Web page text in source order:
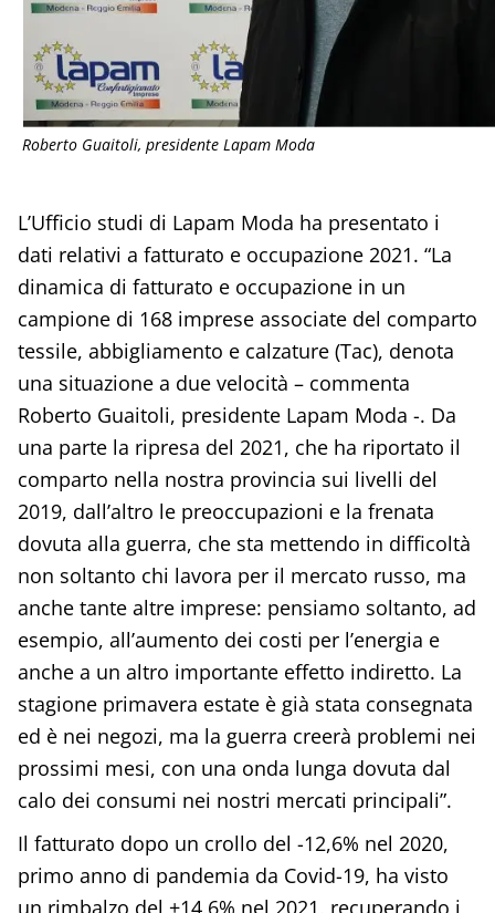
Roberto Guaitoli, presidente Lapam Moda
L’Ufficio studi di Lapam Moda ha presentato i
dati relativi a fatturato e occupazione 2021. “La
dinamica di fatturato e occupazione in un
campione di 168 imprese associate del comparto
tessile, abbigliamento e calzature (Tac), denota
una situazione a due velocità – commenta
Roberto Guaitoli, presidente Lapam Moda -. Da
una parte la ripresa del 2021, che ha riportato il
comparto nella nostra provincia sui livelli del
2019, dall’altro le preoccupazioni e la frenata
dovuta alla guerra, che sta mettendo in difficoltà
non soltanto chi lavora per il mercato russo, ma
anche tante altre imprese: pensiamo soltanto, ad
esempio, all’aumento dei costi per l’energia e
anche a un altro importante effetto indiretto. La
stagione primavera estate è già stata consegnata
ed è nei negozi, ma la guerra creerà problemi nei
prossimi mesi, con una onda lunga dovuta dal
calo dei consumi nei nostri mercati principali”.
Il fatturato dopo un crollo del -12,6% nel 2020,
primo anno di pandemia da Covid-19, ha visto